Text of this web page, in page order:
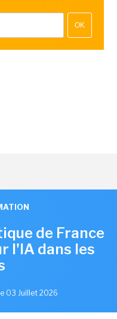
OK
de France
l'IA dans les
03 Juillet 2026